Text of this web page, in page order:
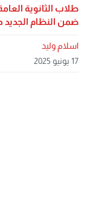
ضمن النظام
اسلام وليد
17 يونيو 2025